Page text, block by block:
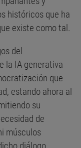
históricos que ha
existe como tal.
del
la IA generativa
que
estando ahora al
su
de
músculos
diálogo.